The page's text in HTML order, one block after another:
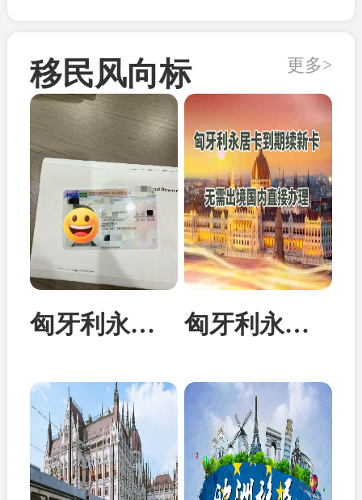
移民风向标 更多>
匈牙利永居卡家属团聚居留卡成功案例 匈牙利永居卡到期续签：换发10年新卡